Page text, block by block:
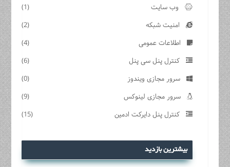
وب سایت
(1)
امنیت شبکه
(2)
اطلاعات عمومی
(4)
کنترل پنل سی پنل
(6)
سرور مجازی ویندوز
(0)
سرور مجازی لینوکس
(9)
کنترل پنل دایرکت ادمین
(15)
بیشترین بازدید